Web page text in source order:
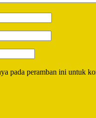
pada peramban ini untuk